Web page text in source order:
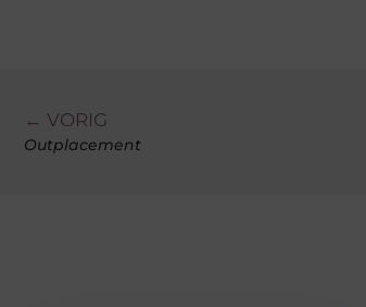
← VORIG
Outplacement